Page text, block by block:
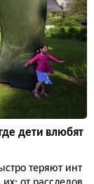
дети влюбят
теряют инт